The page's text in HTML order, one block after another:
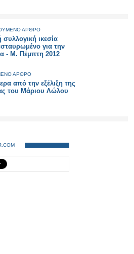
ΑΡΘΡΟ
συλλογική ικεσία
για την
- Μ. Πέμπτη 2012
ΑΡΘΡΟ
από την εξέλιξη της
του Μάριου Λώλου